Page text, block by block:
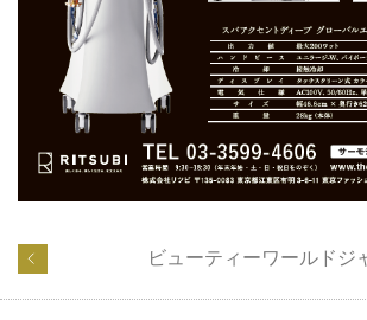
ビューティーワールドジ